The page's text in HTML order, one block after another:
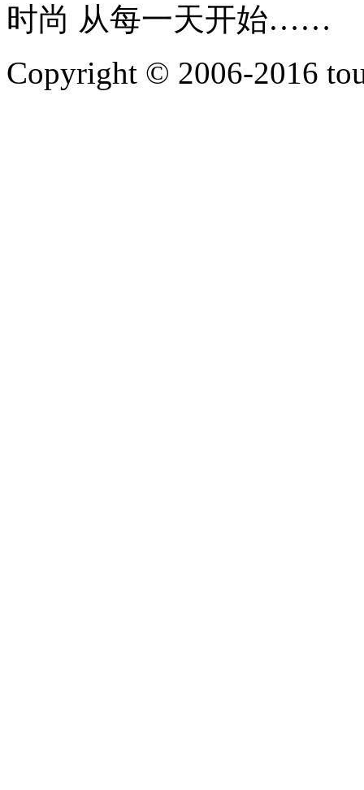
时尚 从每一天开始……
Copyright © 2006-2016